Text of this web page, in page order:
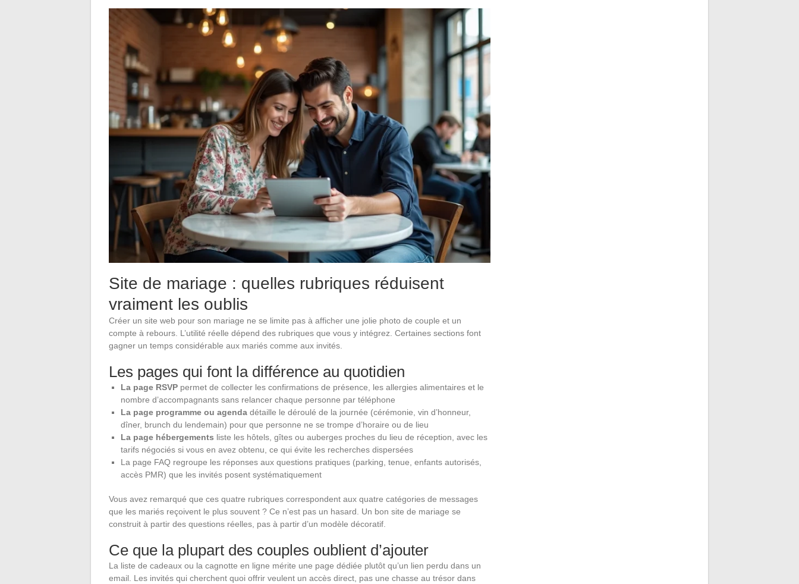
Site de mariage : quelles rubriques réduisent
vraiment les oublis
Créer un site web pour son mariage ne se limite pas à afficher une jolie photo de couple et un
compte à rebours. L’utilité réelle dépend des rubriques que vous y intégrez. Certaines sections font
gagner un temps considérable aux mariés comme aux invités.
Les pages qui font la différence au quotidien
La page RSVP permet de collecter les confirmations de présence, les allergies alimentaires et le
nombre d’accompagnants sans relancer chaque personne par téléphone
La page programme ou agenda détaille le déroulé de la journée (cérémonie, vin d’honneur,
dîner, brunch du lendemain) pour que personne ne se trompe d’horaire ou de lieu
La page hébergements liste les hôtels, gîtes ou auberges proches du lieu de réception, avec les
tarifs négociés si vous en avez obtenu, ce qui évite les recherches dispersées
La page FAQ regroupe les réponses aux questions pratiques (parking, tenue, enfants autorisés,
accès PMR) que les invités posent systématiquement
Vous avez remarqué que ces quatre rubriques correspondent aux quatre catégories de messages
que les mariés reçoivent le plus souvent ? Ce n’est pas un hasard. Un bon site de mariage se
construit à partir des questions réelles, pas à partir d’un modèle décoratif.
Ce que la plupart des couples oublient d’ajouter
La liste de cadeaux ou la cagnotte en ligne mérite une page dédiée plutôt qu’un lien perdu dans un
email. Les invités qui cherchent quoi offrir veulent un accès direct, pas une chasse au trésor dans